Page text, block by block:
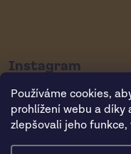
Používáme cookies,
prohlížení webu a díky
zlepšovali jeho
Instagram